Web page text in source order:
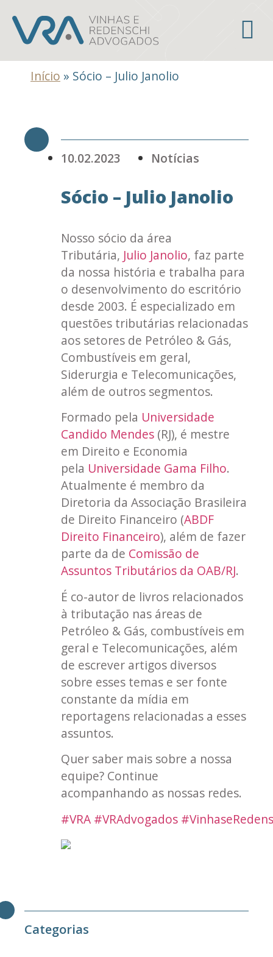
Início » Sócio – Julio Janolio
10.02.2023 Notícias
Sócio – Julio Janolio
Nosso sócio da área
Tributária, Julio Janolio, faz parte
da nossa história e trabalha para
o desenvolvimento do escritório
desde 2003. É especializado em
questões tributárias relacionadas
aos setores de Petróleo & Gás,
Combustíveis em geral,
Siderurgia e Telecomunicações,
além de outros segmentos.
Formado pela Universidade
Candido Mendes (RJ), é mestre
em Direito e Economia
pela Universidade Gama Filho.
Atualmente é membro da
Diretoria da Associação Brasileira
de Direito Financeiro (ABDF
Direito Financeiro), além de fazer
parte da de Comissão de
Assuntos Tributários da OAB/RJ.
É co-autor de livros relacionados
à tributação nas áreas de
Petróleo & Gás, combustíveis em
geral e Telecomunicações, além
de escrever artigos diversos
sobre esses temas e ser fonte
constante da mídia em
reportagens relacionadas a esses
assuntos.
Quer saber mais sobre a nossa
equipe? Continue
acompanhando as nossas redes.
#VRA #VRAdvogados
Categorias